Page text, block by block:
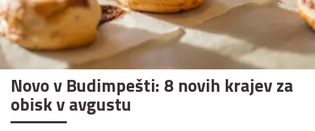
Novo v Budimpešti: 8 novih krajev za
obisk v avgustu